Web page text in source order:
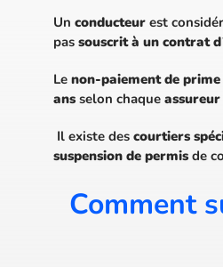
Un conducteurest
pas souscrit à un contrat
Le non-paiement de prime
ansselon chaque assureur
Il existe des courtiers
suspension de permisde
Comment